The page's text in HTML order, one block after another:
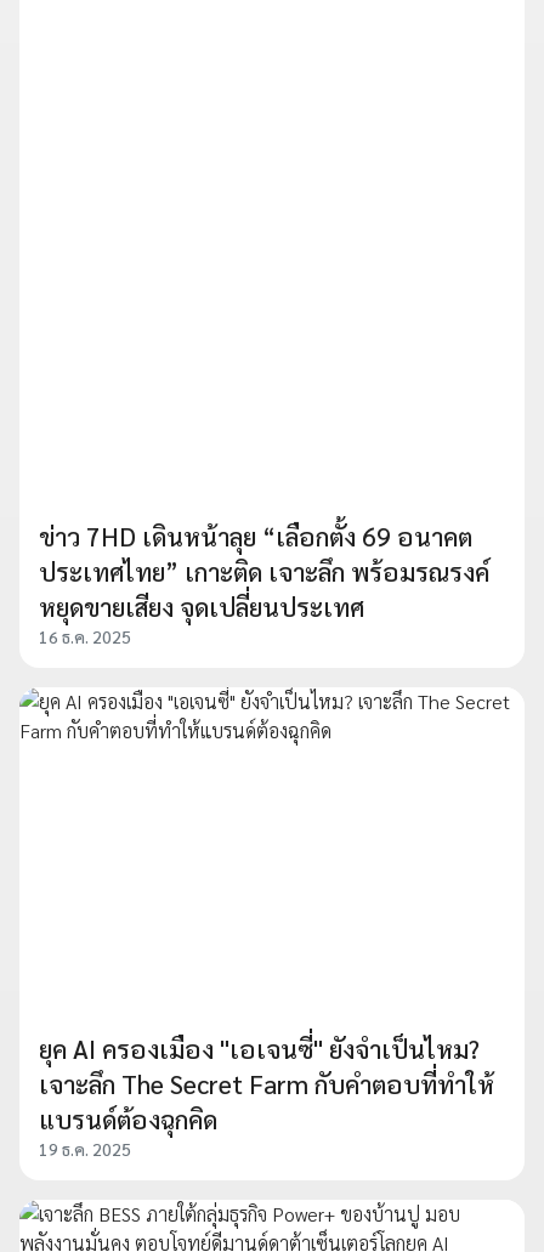
ข่าว 7HD เดินหน้าลุย “เลือกตั้ง 69 อนาคต
ประเทศไทย” เกาะติด เจาะลึก พร้อมรณรงค์
หยุดขายเสียง จุดเปลี่ยนประเทศ
16 ธ.ค. 2025
ยุค AI ครองเมือง "เอเจนซี่" ยังจำเป็นไหม?
เจาะลึก The Secret Farm กับคำตอบที่ทำให้
แบรนด์ต้องฉุกคิด
19 ธ.ค. 2025